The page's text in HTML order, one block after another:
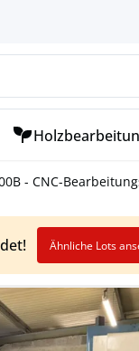
- CNC-
Ähnliche Lots